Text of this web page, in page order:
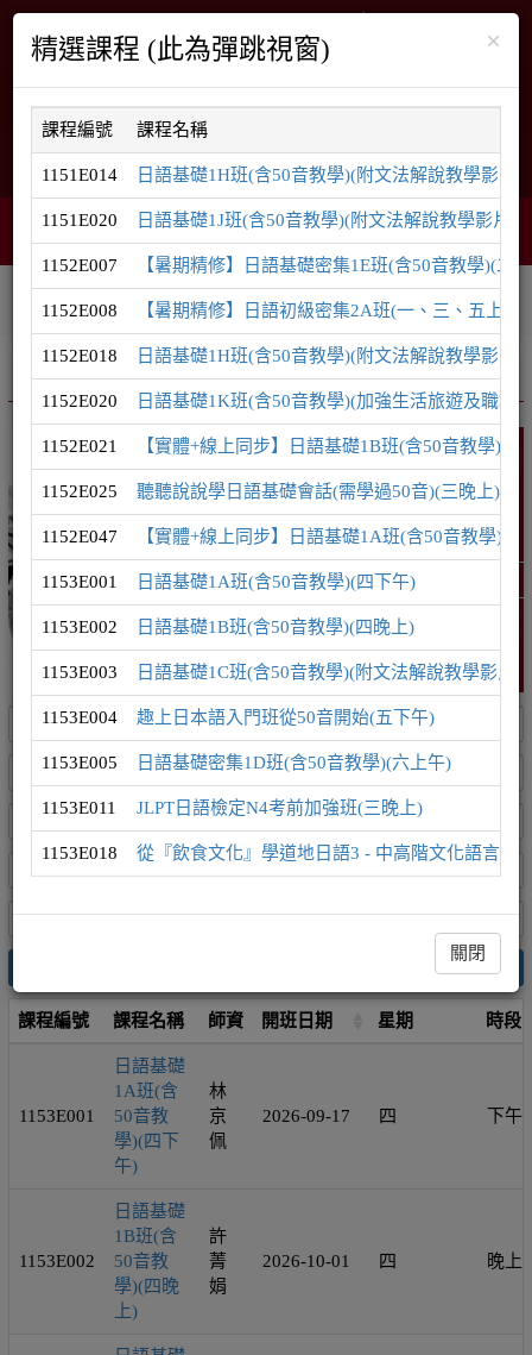
English 網站導覽
網頁選單
購物車 0
學員登入
課程系列
相關連結
推廣課程 日語系列
日語
日語學習地圖
精選課程 (此為彈跳視窗)
課程編號 課程名稱 師資 開班日期 星期 時段
1153E001
日語基礎
1A班(含
50音教
學)(四下
午)
林
京
佩
2026-09-17 四 下午
1153E002
日語基礎
1B班(含
50音教
學)(四晚
上)
許
菁
娟
2026-10-01 四 晚上
×
精選課程 (此為彈跳視窗)
課程編號 課程名稱
1151E014 日語基礎1H班(含50音教學)(附文法解說教學影片
1151E020 日語基礎1J班(含50音教學)(附文法解說教學影片)(
1152E007 【暑期精修】日語基礎密集1E班(含50音教學)(二
1152E008 【暑期精修】日語初級密集2A班(一、三、五上
1152E018 日語基礎1H班(含50音教學)(附文法解說教學影片
1152E020 日語基礎1K班(含50音教學)(加強生活旅遊及職場
1152E021 【實體+線上同步】日語基礎1B班(含50音教學)(
1152E025 聽聽說說學日語基礎會話(需學過50音)(三晚上)
1152E047 【實體+線上同步】日語基礎1A班(含50音教學)(
1153E001 日語基礎1A班(含50音教學)(四下午)
1153E002 日語基礎1B班(含50音教學)(四晚上)
1153E003 日語基礎1C班(含50音教學)(附文法解說教學影片
1153E004 趣上日本語入門班從50音開始(五下午)
1153E005 日語基礎密集1D班(含50音教學)(六上午)
1153E011 JLPT日語檢定N4考前加強班(三晚上)
1153E018 從『飲食文化』學道地日語3 - 中高階文化語言課(
關閉